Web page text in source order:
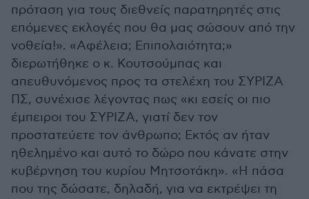
πρόταση για τους διεθνείς παρατηρητές στις
επόμενες εκλογές που θα μας σώσουν από την
νοθεία!». «Αφέλεια; Επιπολαιότητα;»
διερωτήθηκε ο κ. Κουτσούμπας και
απευθυνόμενος προς τα στελέχη του ΣΥΡΙΖΑ
ΠΣ, συνέχισε λέγοντας πως «κι εσείς οι πιο
έμπειροι του ΣΥΡΙΖΑ, γιατί δεν τον
προστατεύετε τον άνθρωπο; Εκτός αν ήταν
ηθελημένο και αυτό το δώρο που κάνατε στην
κυβέρνηση του κυρίου Μητσοτάκη». «Η πάσα
που της δώσατε, δηλαδή, για να εκτρέψει τη